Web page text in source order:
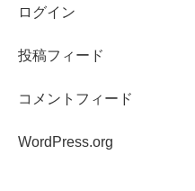
ログイン
投稿フィード
コメントフィード
WordPress.org